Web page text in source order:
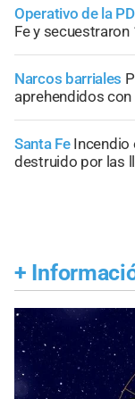
Operativo de la
Fe y
Narcos barriales
aprehendidos con
Santa Fe Incendio
destruido por las
+